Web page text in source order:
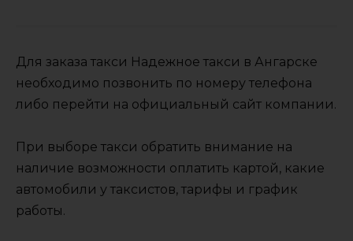
Для заказа такси Надежное такси в Ангарске
необходимо позвонить по номеру телефона
либо перейти на официальный сайт компании.
При выборе такси обратить внимание на
наличие возможности оплатить картой, какие
автомобили у таксистов, тарифы и график
работы.